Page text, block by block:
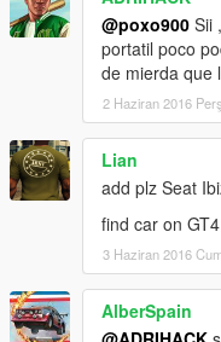
@poxo900 Sii
portatil poco
de mierda que
2 Haziran 2016
Lian
add plz Seat
find car on
3 Haziran 2016
AlberSpain